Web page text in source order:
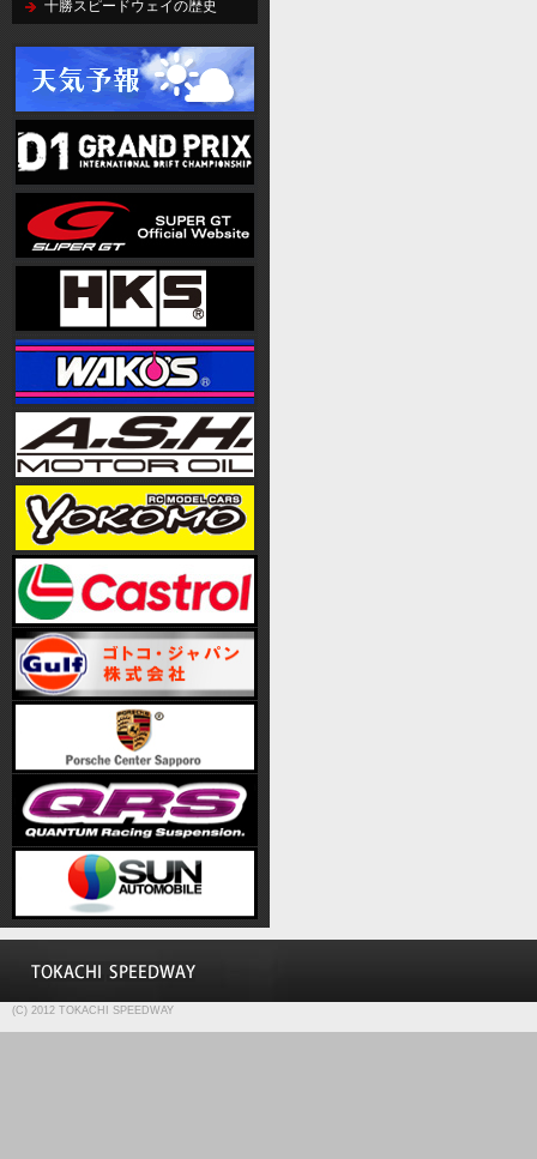
十勝スピードウェイの歴史
(C) 2012 TOKACHI SPEEDWAY